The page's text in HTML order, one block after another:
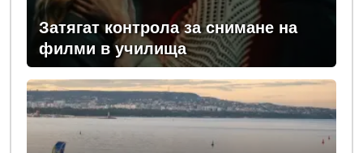
Затягат контрола за снимане на
филми в училища